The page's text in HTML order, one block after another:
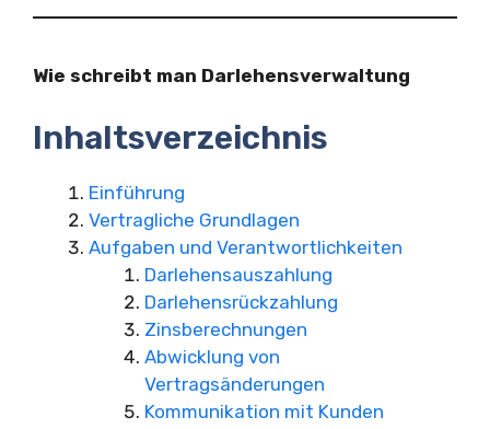
Wie schreibt man Darlehensverwaltung
Inhaltsverzeichnis
Einführung
Vertragliche Grundlagen
Aufgaben und Verantwortlichkeiten
Darlehensauszahlung
Darlehensrückzahlung
Zinsberechnungen
Abwicklung von
Vertragsänderungen
Kommunikation mit Kunden